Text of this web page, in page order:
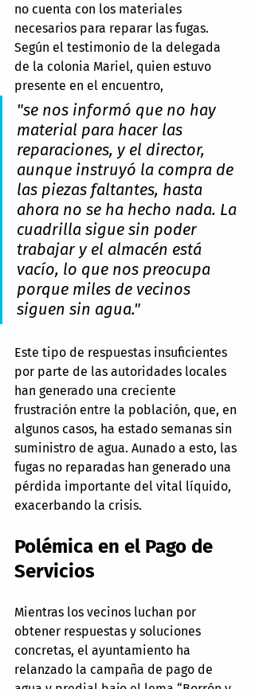
no cuenta con los materiales
necesarios para reparar las fugas.
Según el testimonio de la delegada
de la colonia Mariel, quien estuvo
presente en el encuentro,
"se nos informó que no hay
material para hacer las
reparaciones, y el director,
aunque instruyó la compra de
las piezas faltantes, hasta
ahora no se ha hecho nada. La
cuadrilla sigue sin poder
trabajar y el almacén está
vacío, lo que nos preocupa
porque miles de vecinos
siguen sin agua."
Este tipo de respuestas insuficientes
por parte de las autoridades locales
han generado una creciente
frustración entre la población, que, en
algunos casos, ha estado semanas sin
suministro de agua. Aunado a esto, las
fugas no reparadas han generado una
pérdida importante del vital líquido,
exacerbando la crisis.
Polémica en el Pago de
Servicios
Mientras los vecinos luchan por
obtener respuestas y soluciones
concretas, el ayuntamiento ha
relanzado la campaña de pago de